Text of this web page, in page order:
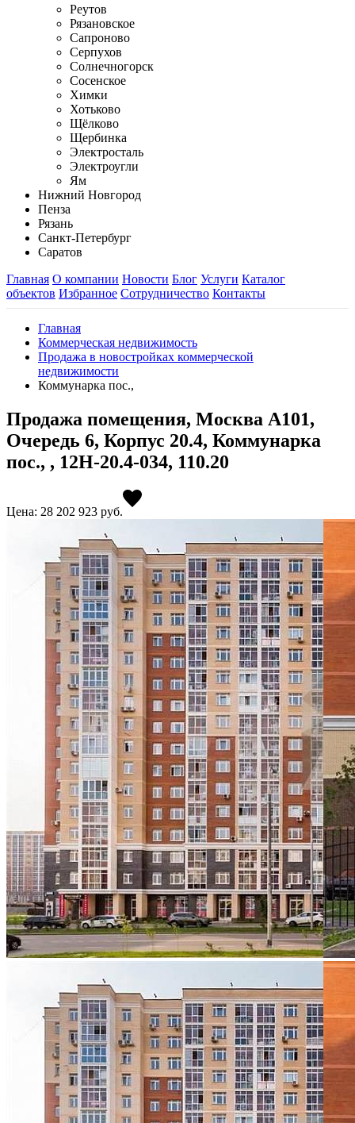
Реутов
Рязановское
Сапроново
Серпухов
Солнечногорск
Сосенское
Химки
Хотьково
Щёлково
Щербинка
Электросталь
Электроугли
Ям
Нижний Новгород
Пенза
Рязань
Санкт-Петербург
Саратов
Главная О компании Новости Блог Услуги Каталог
объектов Избранное Сотрудничество Контакты
Главная
Коммерческая недвижимость
Продажа в новостройках коммерческой
недвижимости
Коммунарка пос.,
Продажа помещения, Москва А101,
Очередь 6, Корпус 20.4, Коммунарка
пос., , 12Н-20.4-034, 110.20
Цена: 28 202 923 руб.